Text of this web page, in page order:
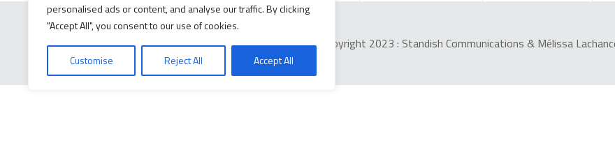
personalised ads or content, and analyse our traffic. By clicking
"Accept All", you consent to our use of cookies.
Customise Reject All Accept All
Copyright 2023 : Standish Communications & Mélissa